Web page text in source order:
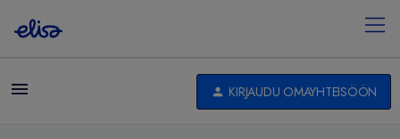
KIRJAUDU OMAYHTEISÖÖN